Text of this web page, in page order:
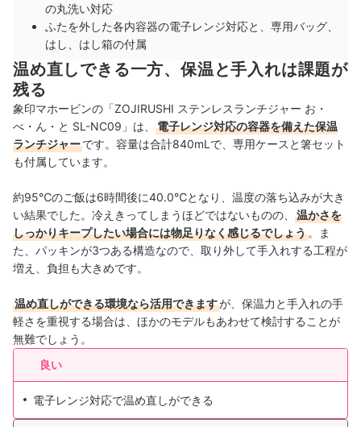
の丸洗い対応
ふたを外した各内容器の電子レンジ対応と、専用バッグ、
はし、はし箱の付属
温め直しできる一方、保温と手入れは課題が
残る
象印マホービンの「ZOJIRUSHI ステンレスランチジャー お・
べ・ん・と SL-NC09」は、
電子レンジ対応の容器を備えた保温
ランチジャーです。容量は合計840mLで、専用ケースと箸セット
も付属しています。
約95℃のご飯は6時間後に40.0℃となり、温度の落ち込みが大き
い結果でした。冷えきってしまうほどではないものの、
温かさを
しっかりキープしたい場合には物足りなく感じるでしょう 。ま
た、パッキンが3つある構造なので、取り外して手入れする工程が
増え、負担も大きめです。
温め直しができる環境なら活用できますが、保温力と手入れの手
軽さを重視する場合は、ほかのモデルもあわせて検討することが
無難でしょう。
良い
電子レンジ対応で温め直しができる